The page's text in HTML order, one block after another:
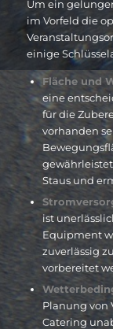
Um ein
im Vorfeld die
einige
Fläche und
eine
für die
vorhanden
Staus und
ist
Equipment
zuverlässig
vorbereitet
Planung von
Catering